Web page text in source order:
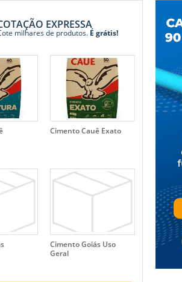
EXPRESSA
milhares de produtos.É grátis!
Cimento Cauê Exato
Cimento Goiás Uso
Geral